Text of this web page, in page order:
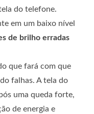
do telefone.
em um baixo nível
de brilho erradas
que fará com que
falhas. A tela do
uma queda forte,
de energia e